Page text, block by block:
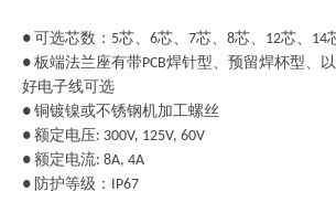
● 可选芯数：5芯、6芯、7芯、8芯、12芯、14
● 板端法兰座有带PCB焊针型、预留焊杯型、
好电子线可选
● 铜镀镍或不锈钢机加工螺丝
● 额定电压: 300V, 125V, 60V
● 额定电流: 8A, 4A
● 防护等级：IP67